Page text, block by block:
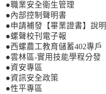
●職業安全衛生管理
●內部控制聲明書
●申請補發【畢業證書】說明
●螺聲校刊電子報
●西螺農工教育儲蓄402專戶
●雲林區-實用技能學程分發
●資安專區
●資訊安全政策
●性平專區